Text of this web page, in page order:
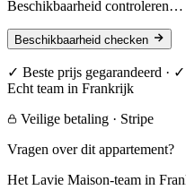
Beschikbaarheid controleren…
Beschikbaarheid checken
✓ Beste prijs gegarandeerd ·
Echt team in Frankrijk
Veilige betaling · Stripe
Vragen over dit appartement?
Het Lavie Maison-team in